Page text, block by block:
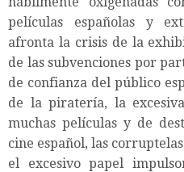
películas españolas y
afronta la crisis de la
de las subvenciones por
de confianza del público
de la piratería, la
muchas películas y de
cine español, las
el excesivo papel